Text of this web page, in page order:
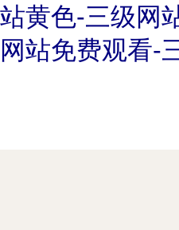
黄色-三级
站免费观看-